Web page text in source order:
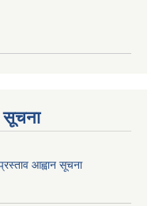
सूचना
आह्वान सूचना